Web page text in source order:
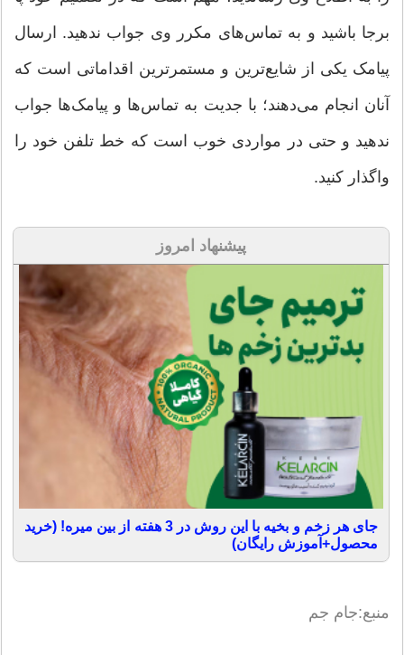
برجا باشید و به تماس‌های مکرر وی جواب ندهید. ارسال
پیامک یکی از شایع‌ترین و مستمرترین اقداماتی است که
آنان انجام می‌دهند؛ با جدیت به تماس‌ها و پیامک‌ها جواب
ندهید و حتی در مواردی خوب است که خط تلفن خود را
واگذار کنید.
پیشنهاد امروز
جای هر زخم و بخیه با این روش در 3 هفته از بین میره! (خرید
محصول+آموزش رایگان)
منبع:جام جم